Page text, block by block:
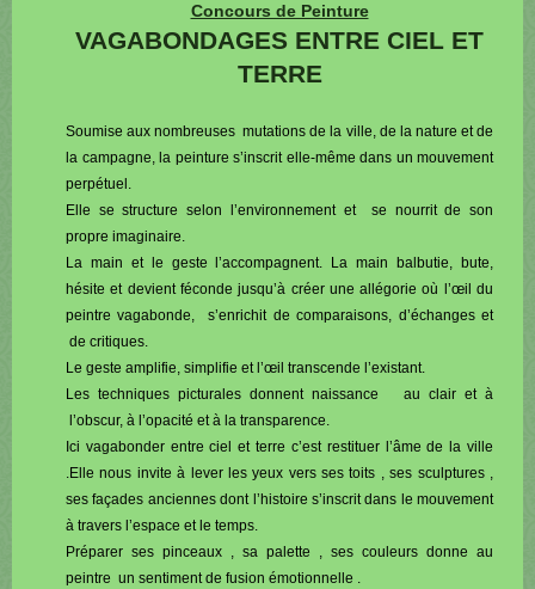
Concours de Peinture
VAGABONDAGES ENTRE CIEL ET
TERRE
Soumise aux nombreuses mutations de la ville, de la nature et de
la campagne, la peinture s’inscrit elle-même dans un mouvement
perpétuel.
Elle se structure selon l’environnement et se nourrit de son
propre imaginaire.
La main et le geste l’accompagnent. La main balbutie, bute,
hésite et devient féconde jusqu’à créer une allégorie où l’œil du
peintre vagabonde, s’enrichit de comparaisons, d’échanges et
de critiques.
Le geste amplifie, simplifie et l’œil transcende l’existant.
Les techniques picturales donnent naissance au clair et à
l’obscur, à l’opacité et à la transparence.
Ici vagabonder entre ciel et terre c’est restituer l’âme de la ville
.Elle nous invite à lever les yeux vers ses toits , ses sculptures ,
ses façades anciennes dont l’histoire s’inscrit dans le mouvement
à travers l’espace et le temps.
Préparer ses pinceaux , sa palette , ses couleurs donne au
peintre un sentiment de fusion émotionnelle .